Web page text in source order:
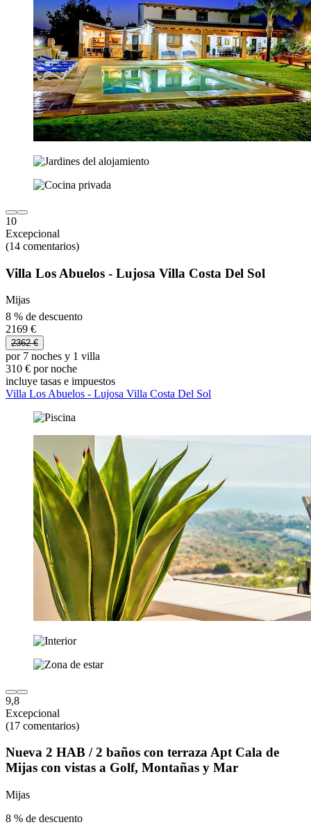
10
Excepcional
(14 comentarios)
Villa Los Abuelos - Lujosa Villa Costa Del Sol
Mijas
8 % de descuento
2169 €
2362 €
por 7 noches y 1 villa
310 € por noche
incluye tasas e impuestos
Villa Los Abuelos - Lujosa Villa Costa Del Sol
9,8
Excepcional
(17 comentarios)
Nueva 2 HAB / 2 baños con terraza Apt Cala de
Mijas con vistas a Golf, Montañas y Mar
Mijas
8 % de descuento